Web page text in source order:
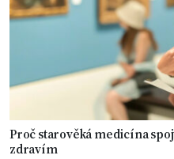
Proč starověká medicína
zdravím